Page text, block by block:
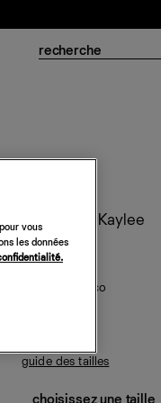
Mocassins Kaylee
348 €
noir effet croco
guide des tailles
vous
les données